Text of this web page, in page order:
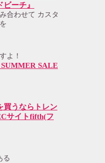
ーチ』
合わせて カスタ
よ！
SUMMER SALE
買うならトレン
サイトfifth(フ
る